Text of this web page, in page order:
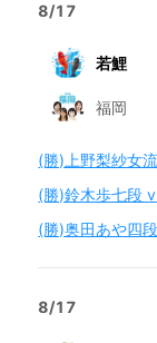
8/17
若鯉
福岡
(勝)上野梨紗女
(勝)鈴木歩七段
(勝)奥田あや四
8/17